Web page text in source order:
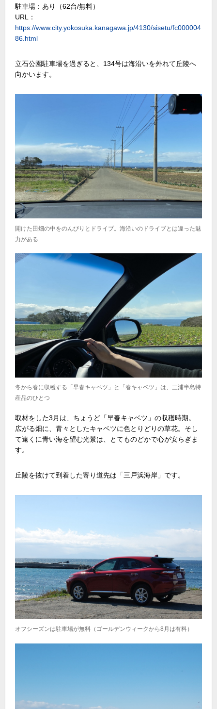
駐車場：あり（62台/無料）
URL：
https://www.city.yokosuka.kanagawa.jp/4130/sisetu/fc000004
86.html
立石公園駐車場を過ぎると、134号は海沿いを外れて丘陵へ
向かいます。
開けた田畑の中をのんびりとドライブ。海沿いのドライブとは違った魅
力がある
冬から春に収穫する「早春キャベツ」と「春キャベツ」は、三浦半島特
産品のひとつ
取材をした3月は、ちょうど「早春キャベツ」の収穫時期。
広がる畑に、青々としたキャベツに色とりどりの草花。そし
て遠くに青い海を望む光景は、とてものどかで心が安らぎま
す。
丘陵を抜けて到着した寄り道先は「三戸浜海岸」です。
オフシーズンは駐車場が無料（ゴールデンウィークから8月は有料）